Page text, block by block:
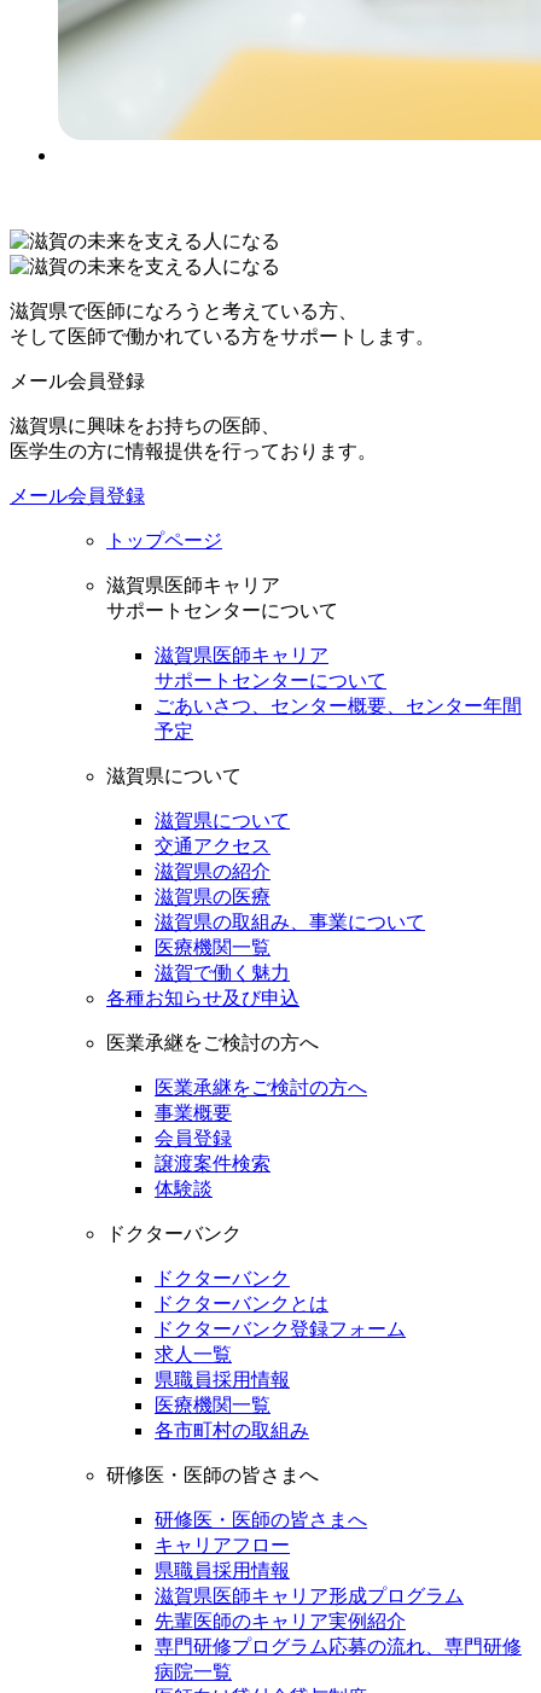
滋賀県で医師になろうと考えている方、
そして医師で働かれている方をサポートします。
メール会員登録
滋賀県に興味をお持ちの医師、
医学生の方に情報提供を行っております。
メール会員登録
トップページ
滋賀県医師キャリア
サポートセンターについて
滋賀県医師キャリア
サポートセンターについて
ごあいさつ、センター概要、センター年間
予定
滋賀県について
滋賀県について
交通アクセス
滋賀県の紹介
滋賀県の医療
滋賀県の取組み、事業について
医療機関一覧
滋賀で働く魅力
各種お知らせ及び申込
医業承継をご検討の方へ
医業承継をご検討の方へ
事業概要
会員登録
譲渡案件検索
体験談
ドクターバンク
ドクターバンク
ドクターバンクとは
ドクターバンク登録フォーム
求人一覧
県職員採用情報
医療機関一覧
各市町村の取組み
研修医・医師の皆さまへ
研修医・医師の皆さまへ
キャリアフロー
県職員採用情報
滋賀県医師キャリア形成プログラム
先輩医師のキャリア実例紹介
専門研修プログラム応募の流れ、専門研修
病院一覧